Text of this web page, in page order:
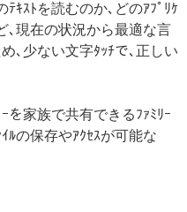
ﾃｷｽﾄを読むのか､どのｱﾌﾟﾘｹ
､現在の状況から最適な言
､少ない文字ﾀｯﾁで､正しい
を家族で共有できるﾌｧﾐﾘｰ
ﾙの保存やｱｸｾｽが可能な